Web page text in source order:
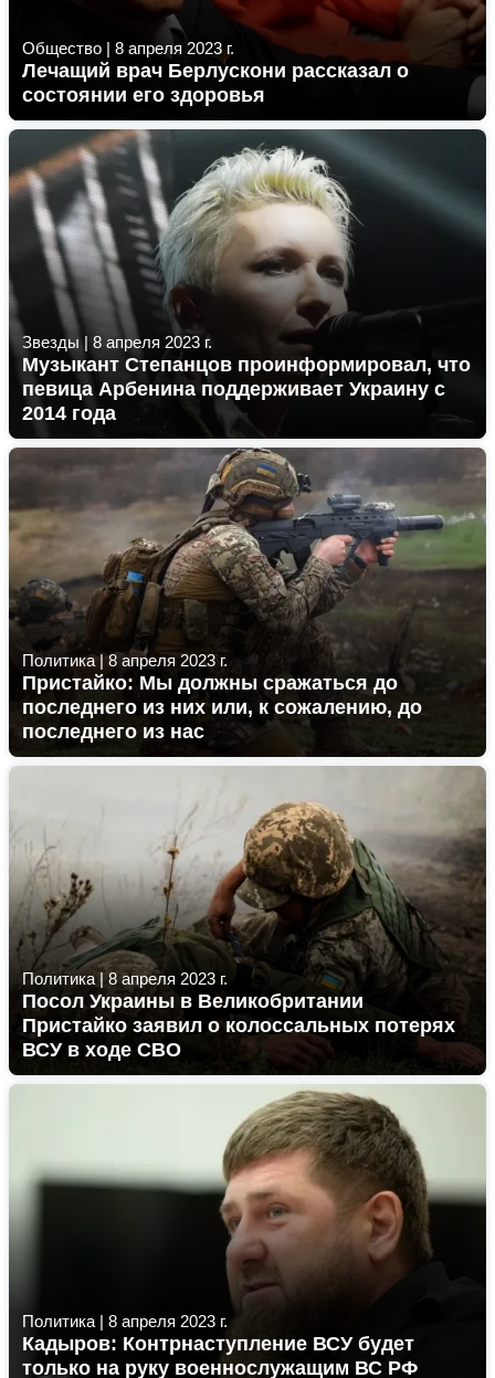
Общество | 8 апреля 2023 г.
Лечащий врач Берлускони рассказал о
состоянии его здоровья
Звезды| 8 апреля 2023 г.
Музыкант Степанцов проинформировал, что
певица Арбенина поддерживает Украину с
2014 года
Политика|8 апреля 2023 г.
Пристайко: Мы должны сражаться до
последнего из них или, к сожалению, до
последнего из нас
Политика|8 апреля 2023 г.
Посол Украины в Великобритании
Пристайко заявил о колоссальных потерях
ВСУ в ходе СВО
Политика | 8 апреля 2023 г.
Кадыров: Контрнаступление ВСУ будет
только на руку военнослужащим ВС РФ